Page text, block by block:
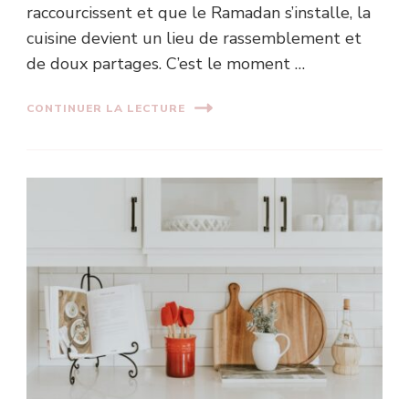
raccourcissent et que le Ramadan s’installe, la
cuisine devient un lieu de rassemblement et
de doux partages. C’est le moment …
CONTINUER LA LECTURE